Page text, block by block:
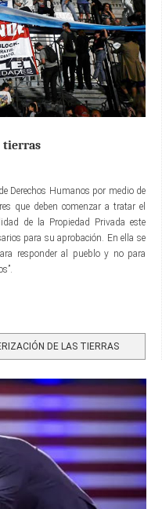
tierras
Derechos Humanos por medio de
que deben comenzar a tratar el
de la Propiedad Privada este
para su aprobación. En ella se
responder al pueblo y no para
DE LAS TIERRAS